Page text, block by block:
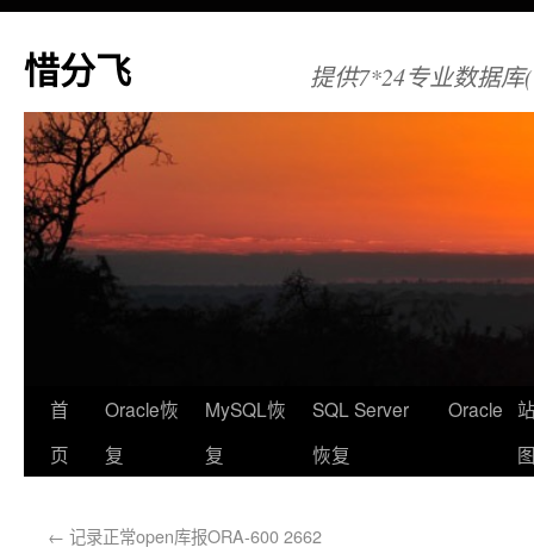
惜分飞 提供7*24专业数据库
首
页
Oracle恢
复
MySQL恢
复
SQL Server
恢复
Oracle
← 记录正常open库报ORA-600 2662